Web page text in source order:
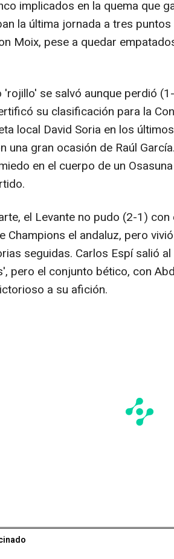
implicados en la quema que
la última jornada a tres
Moix, pese a quedar
'rojillo' se salvó aunque perdió
su clasificación para la
local David Soria en los
una gran ocasión de Raúl
en el cuerpo de un
el Levante no pudo (2-1) con
Champions el andaluz, pero
seguidas. Carlos Espí salió
pero el conjunto bético, con
a su afición.